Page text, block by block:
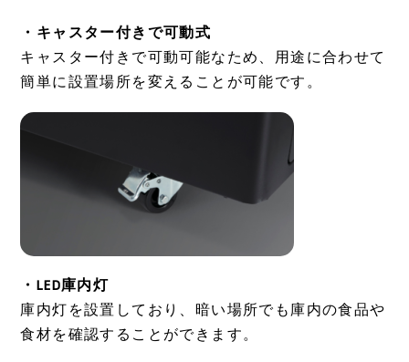
・キャスター付きで可動式
キャスター付きで可動可能なため、用途に合わせて
簡単に設置場所を変えることが可能です。
・LED庫内灯
庫内灯を設置しており、暗い場所でも庫内の食品や
食材を確認することができます。